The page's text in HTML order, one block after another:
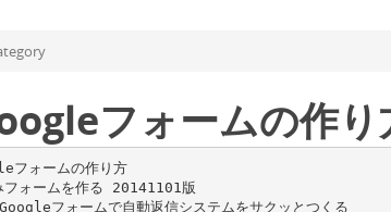
フォームの作
フォームの作り方
フォームを作る 20141101版
フォームで自動返信システムをサクッとつくる